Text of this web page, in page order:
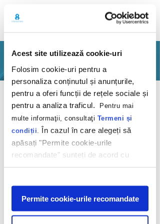
Acest site utilizează cookie-uri
Folosim cookie-uri pentru a
personaliza conținutul și anunțurile,
pentru a oferi funcții de rețele sociale și
pentru a analiza traficul.
Pentru mai
multe informaţii, consultaţi Termeni și
condiții În cazul în care alegeți să
apăsați "Permite cookie-urile
recomandate" sunteți de acord cu
utilizarea modulelor noastre cookie.
Afişare
Permite cookie-urile recomandate
PORTFOLIO
Back
Sometimes, luck is
included in the
deal
LG